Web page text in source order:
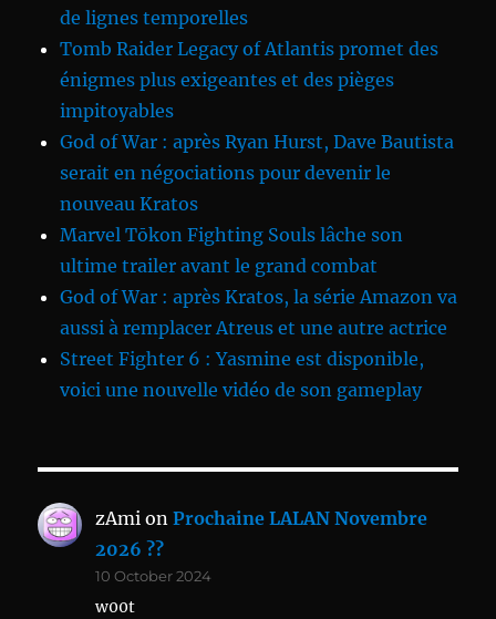
de lignes temporelles
Tomb Raider Legacy of Atlantis promet des
énigmes plus exigeantes et des pièges
impitoyables
God of War : après Ryan Hurst, Dave Bautista
serait en négociations pour devenir le
nouveau Kratos
Marvel Tōkon Fighting Souls lâche son
ultime trailer avant le grand combat
God of War : après Kratos, la série Amazon va
aussi à remplacer Atreus et une autre actrice
Street Fighter 6 : Yasmine est disponible,
voici une nouvelle vidéo de son gameplay
zAmi onProchaine LALAN Novembre
2026 ??
10 October 2024
w00t